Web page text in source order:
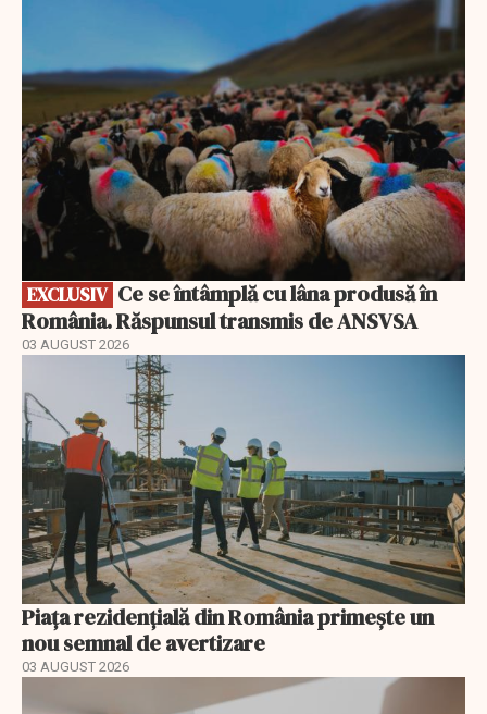
EXCLUSIV
România. Răspunsul transmis de ANSVSA
03 AUGUST 2026
Piața rezidențială din România primește un
nou semnal de avertizare
03 AUGUST 2026